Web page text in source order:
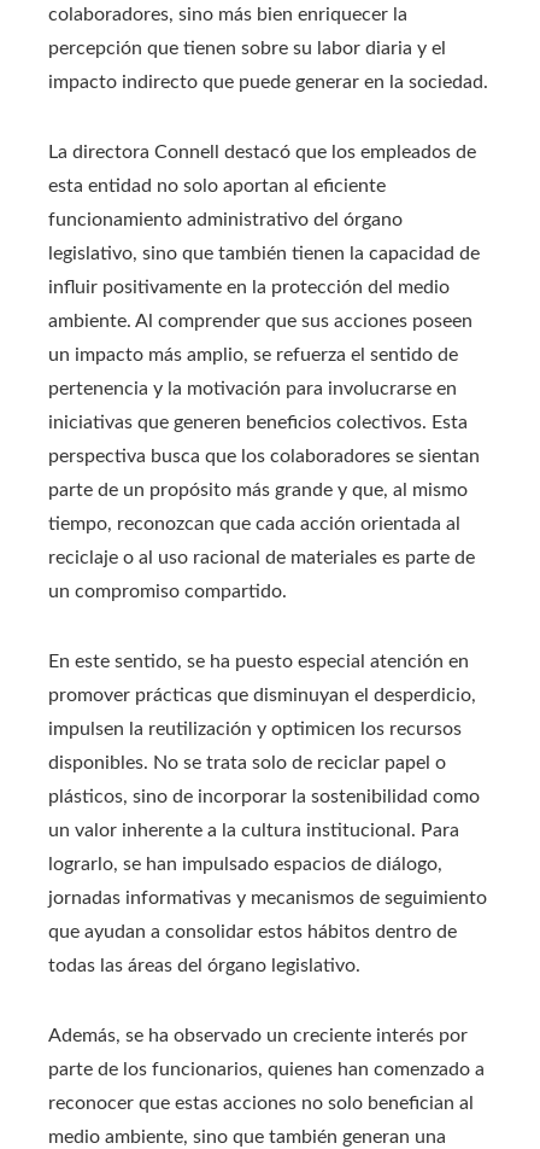
colaboradores, sino más bien enriquecer la
percepción que tienen sobre su labor diaria y el
impacto indirecto que puede generar en la sociedad.
La directora Connell destacó que los empleados de
esta entidad no solo aportan al eficiente
funcionamiento administrativo del órgano
legislativo, sino que también tienen la capacidad de
influir positivamente en la protección del medio
ambiente. Al comprender que sus acciones poseen
un impacto más amplio, se refuerza el sentido de
pertenencia y la motivación para involucrarse en
iniciativas que generen beneficios colectivos. Esta
perspectiva busca que los colaboradores se sientan
parte de un propósito más grande y que, al mismo
tiempo, reconozcan que cada acción orientada al
reciclaje o al uso racional de materiales es parte de
un compromiso compartido.
En este sentido, se ha puesto especial atención en
promover prácticas que disminuyan el desperdicio,
impulsen la reutilización y optimicen los recursos
disponibles. No se trata solo de reciclar papel o
plásticos, sino de incorporar la sostenibilidad como
un valor inherente a la cultura institucional. Para
lograrlo, se han impulsado espacios de diálogo,
jornadas informativas y mecanismos de seguimiento
que ayudan a consolidar estos hábitos dentro de
todas las áreas del órgano legislativo.
Además, se ha observado un creciente interés por
parte de los funcionarios, quienes han comenzado a
reconocer que estas acciones no solo benefician al
medio ambiente, sino que también generan una